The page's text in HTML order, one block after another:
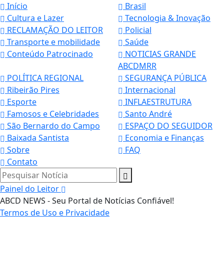
Início
Brasil
Cultura e Lazer
Tecnologia & Inovação
RECLAMAÇÃO DO LEITOR
Policial
Transporte e mobilidade
Saúde
Conteúdo Patrocinado
NOTICIAS GRANDE
ABCDMRR
POLÍTICA REGIONAL
SEGURANÇA PÚBLICA
Ribeirão Pires
Internacional
Esporte
INFLAESTRUTURA
Famosos e Celebridades
Santo André
São Bernardo do Campo
ESPAÇO DO SEGUIDOR
Baixada Santista
Economia e Finanças
Sobre
FAQ
Contato
Pesquisar Notícia
Painel do Leitor
ABCD NEWS - Seu Portal de Notícias Confiável!
Termos de Uso e Privacidade